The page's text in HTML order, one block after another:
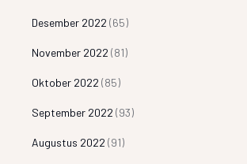
Desember 2022 (65)
November 2022 (81)
Oktober 2022 (85)
September 2022 (93)
Augustus 2022 (91)